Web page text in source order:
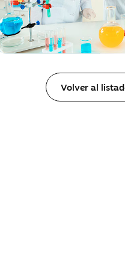
Volver al